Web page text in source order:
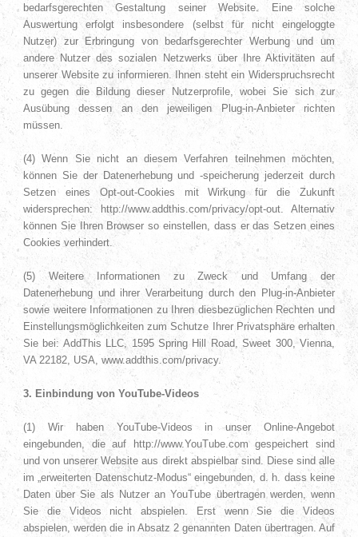
bedarfsgerechten Gestaltung seiner Website. Eine solche
Auswertung erfolgt insbesondere (selbst für nicht eingeloggte
Nutzer) zur Erbringung von bedarfsgerechter Werbung und um
andere Nutzer des sozialen Netzwerks über Ihre Aktivitäten auf
unserer Website zu informieren. Ihnen steht ein Widerspruchsrecht
zu gegen die Bildung dieser Nutzerprofile, wobei Sie sich zur
Ausübung dessen an den jeweiligen Plug-in-Anbieter richten
müssen.
(4) Wenn Sie nicht an diesem Verfahren teilnehmen möchten,
können Sie der Datenerhebung und -speicherung jederzeit durch
Setzen eines Opt-out-Cookies mit Wirkung für die Zukunft
widersprechen: http://www.addthis.com/privacy/opt-out. Alternativ
können Sie Ihren Browser so einstellen, dass er das Setzen eines
Cookies verhindert.
(5) Weitere Informationen zu Zweck und Umfang der
Datenerhebung und ihrer Verarbeitung durch den Plug-in-Anbieter
sowie weitere Informationen zu Ihren diesbezüglichen Rechten und
Einstellungsmöglichkeiten zum Schutze Ihrer Privatsphäre erhalten
Sie bei: AddThis LLC, 1595 Spring Hill Road, Sweet 300, Vienna,
VA 22182, USA, www.addthis.com/privacy.
3. Einbindung von YouTube-Videos
(1) Wir haben YouTube-Videos in unser Online-Angebot
eingebunden, die auf http://www.YouTube.com gespeichert sind
und von unserer Website aus direkt abspielbar sind. Diese sind alle
im „erweiterten Datenschutz-Modus“ eingebunden, d. h. dass keine
Daten über Sie als Nutzer an YouTube übertragen werden, wenn
Sie die Videos nicht abspielen. Erst wenn Sie die Videos
abspielen, werden die in Absatz 2 genannten Daten übertragen. Auf